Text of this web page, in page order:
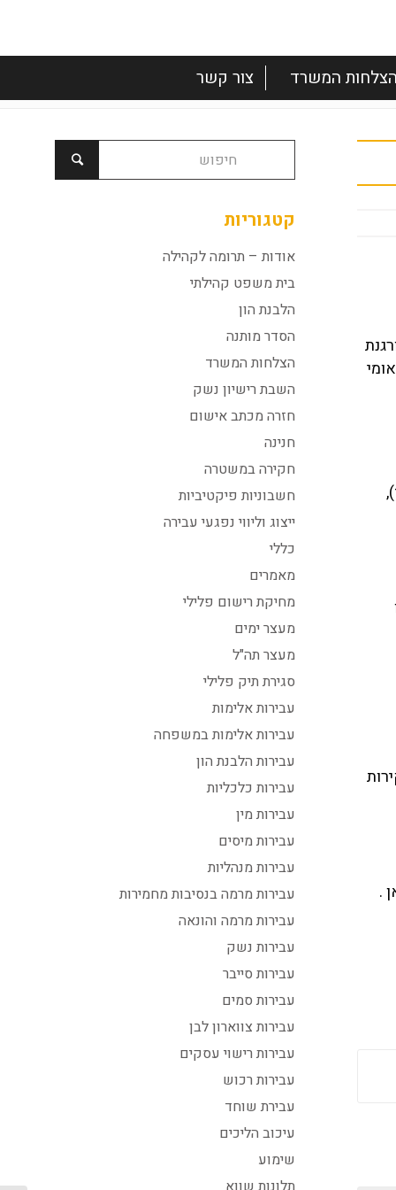
הצלחות המשרד
צור קשר
.
קטגוריות
אודות – תרומה לקהילה
בית משפט קהילתי
הלבנת הון
הסדר מותנה
הצלחות המשרד
השבת רישיון נשק
חזרה מכתב אישום
חנינה
חקירה במשטרה
חשבוניות פיקטיביות
ייצוג וליווי נפגעי עבירה
כללי
מאמרים
מחיקת רישום פלילי
מעצר ימים
מעצר תה"ל
סגירת תיק פלילי
עבירות אלימות
עבירות אלימות במשפחה
עבירות הלבנת הון
עבירות כלכליות
עבירות מין
עבירות מיסים
עבירות מנהליות
עבירות מרמה בנסיבות מחמירות
עבירות מרמה והונאה
עבירות נשק
עבירות סייבר
עבירות סמים
עבירות צווארון לבן
עבירות רישוי עסקים
עבירות רכוש
עבירת שוחד
עיכוב הליכים
שימוע